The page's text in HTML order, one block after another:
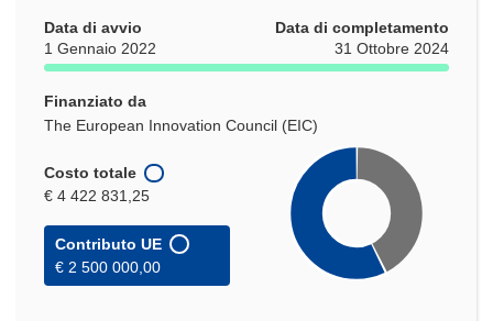
Data di avvio
1 Gennaio 2022
Data di completamento
31 Ottobre 2024
Finanziato da
The European Innovation Council (EIC)
Costo totale
€ 4 422 831,25
Contributo UE
€ 2 500 000,00